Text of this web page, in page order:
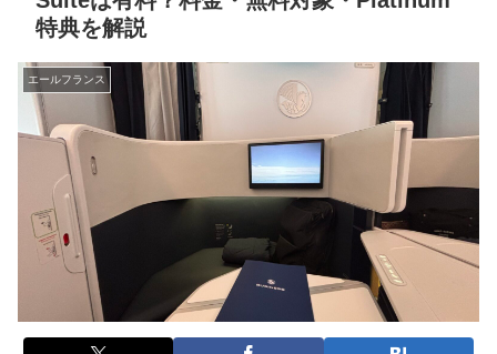
特典を解説
エールフランス